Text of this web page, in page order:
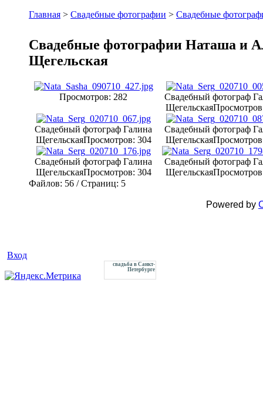
Главная > Свадебные фотографии > Свадебные
Свадебные фотографии Наташа и
Щегельская
Просмотров: 282
Свадебный фотограф
Щегельская
Свадебный фотограф Галина
ЩегельскаяПросмотров: 304
Свадебный фотограф
Щегельская
Свадебный фотограф Галина
ЩегельскаяПросмотров: 304
Свадебный фотограф
Щегельская
Файлов: 56 / Страниц: 5
Powered by
Вход
свадьба в Санкт-
Петербурге